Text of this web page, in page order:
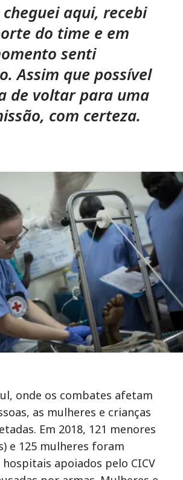
aqui, recebi
do time e em
senti
Assim que possível
de voltar para uma
com certeza.
onde os combates afetam
as mulheres e crianças
Em 2018, 121 menores
e 125 mulheres foram
apoiados pelo CICV